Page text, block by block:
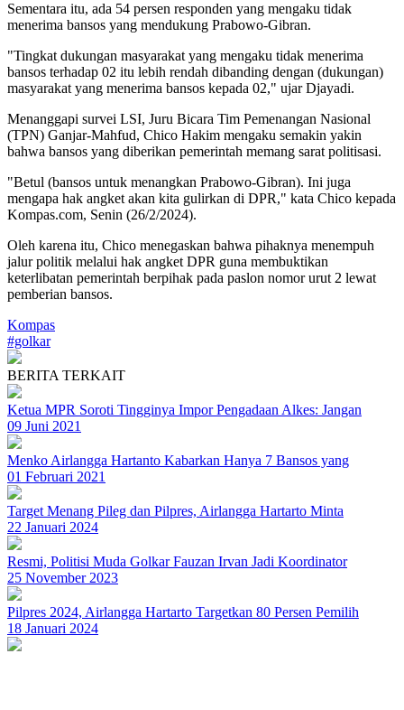
Sementara itu, ada 54 persen responden yang mengaku tidak
menerima bansos yang mendukung Prabowo-Gibran.
"Tingkat dukungan masyarakat yang mengaku tidak menerima
bansos terhadap 02 itu lebih rendah dibanding dengan (dukungan)
masyarakat yang menerima bansos kepada 02," ujar Djayadi.
Menanggapi survei LSI, Juru Bicara Tim Pemenangan Nasional
(TPN) Ganjar-Mahfud, Chico Hakim mengaku semakin yakin
bahwa bansos yang diberikan pemerintah memang sarat politisasi.
"Betul (bansos untuk menangkan Prabowo-Gibran). Ini juga
mengapa hak angket akan kita gulirkan di DPR," kata Chico kepada
Kompas.com, Senin (26/2/2024).
Oleh karena itu, Chico menegaskan bahwa pihaknya menempuh
jalur politik melalui hak angket DPR guna membuktikan
keterlibatan pemerintah berpihak pada paslon nomor urut 2 lewat
pemberian bansos.
Kompas
#golkar
BERITA TERKAIT
Ketua MPR Soroti Tingginya Impor Pengadaan Alkes: Jangan
09 Juni 2021
Menko Airlangga Hartanto Kabarkan Hanya 7 Bansos yang
01 Februari 2021
Target Menang Pileg dan Pilpres, Airlangga Hartarto Minta
22 Januari 2024
Resmi, Politisi Muda Golkar Fauzan Irvan Jadi Koordinator
25 November 2023
Pilpres 2024, Airlangga Hartarto Targetkan 80 Persen Pemilih
18 Januari 2024